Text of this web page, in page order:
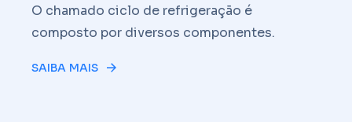
O chamado ciclo de refrigeração é
composto por diversos componentes.
SAIBA MAIS